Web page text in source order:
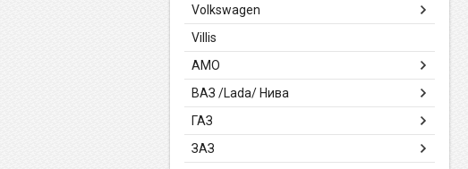
Volkswagen
Villis
АМО
ВАЗ /Lada/ Нива
ГАЗ
ЗАЗ